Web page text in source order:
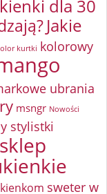
dla 30
Jakie
kurtki kolorowy
ubrania
msngr Nowości
stylistki
sklep
sweter w